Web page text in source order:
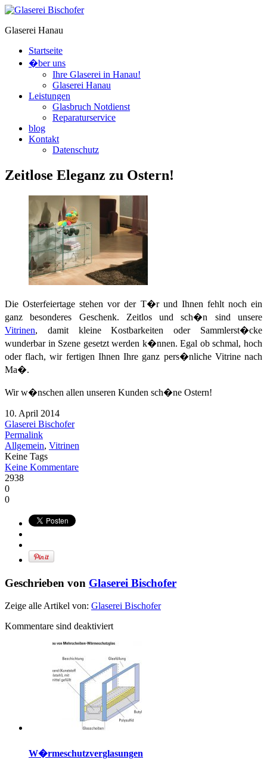
Glaserei Hanau
Startseite
�ber uns
Ihre Glaserei in Hanau!
Glaserei Hanau
Leistungen
Glasbruch Notdienst
Reparaturservice
blog
Kontakt
Datenschutz
Zeitlose Eleganz zu Ostern!
Die Osterfeiertage stehen vor der T�r und Ihnen fehlt noch ein
ganz besonderes Geschenk. Zeitlos und sch�n sind unsere
Vitrinen, damit kleine Kostbarkeiten oder Sammlerst�cke
wunderbar in Szene gesetzt werden k�nnen. Egal ob schmal, hoch
oder flach, wir fertigen Ihnen Ihre ganz pers�nliche Vitrine nach
Ma�.
Wir w�nschen allen unseren Kunden sch�ne Ostern!
10. April 2014
Glaserei Bischofer
Permalink
Allgemein, Vitrinen
Keine Tags
Keine Kommentare
2938
0
0
Geschrieben von Glaserei Bischofer
Zeige alle Artikel von: Glaserei Bischofer
Kommentare sind deaktiviert
W�rmeschutzverglasungen